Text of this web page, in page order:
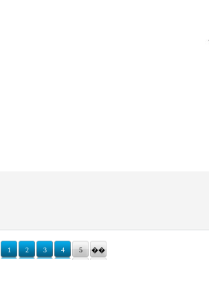
1 2 3 4 5 ��